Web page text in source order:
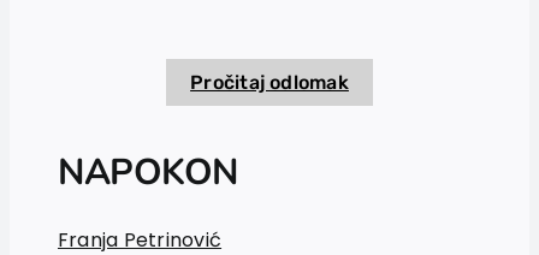
Pročitaj odlomak
NAPOKON
Franja Petrinović